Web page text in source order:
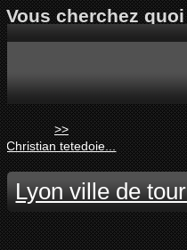
Vous cherchez
>>
Christian tetedoie...
Lyon ville de